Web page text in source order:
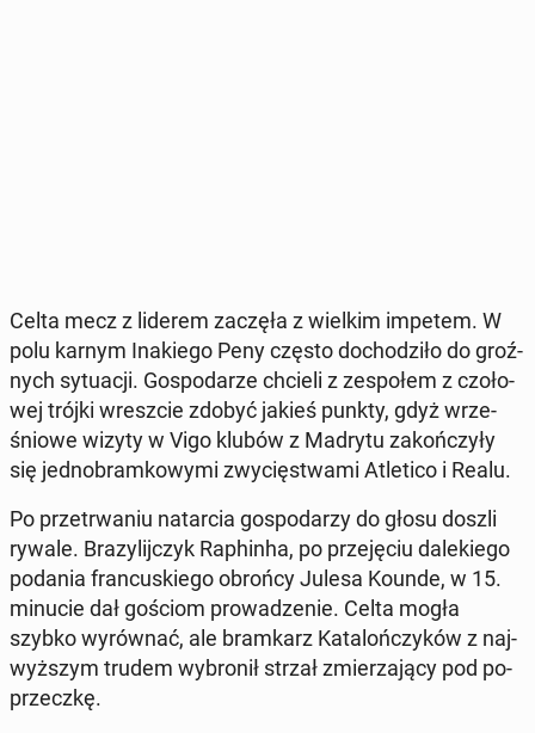
Celta mecz z liderem zaczęła z wielkim impetem. W
polu karnym In­a­kie­go Peny często do­cho­dzi­ło do groź­
nych sy­tu­acji. Go­spo­da­rze chcieli z ze­spo­łem z czo­ło­
wej trójki wresz­cie zdobyć jakieś punkty, gdyż wrze­
śnio­we wizyty w Vigo klubów z Madrytu za­koń­czy­ły
się jed­no­bram­ko­wy­mi zwy­cię­stwa­mi Atle­ti­co i Realu.
Po prze­trwa­niu na­tar­cia go­spo­da­rzy do głosu doszli
rywale. Bra­zy­lij­czyk Ra­phin­ha, po prze­ję­ciu da­le­kie­go
podania fran­cu­skie­go obrońcy Julesa Kounde, w 15.
minucie dał gościom pro­wa­dze­nie. Celta mogła
szybko wy­rów­nać, ale bram­karz Ka­ta­loń­czy­ków z naj­
wyż­szym trudem wy­bro­nił strzał zmie­rza­ją­cy pod po­
przecz­kę.